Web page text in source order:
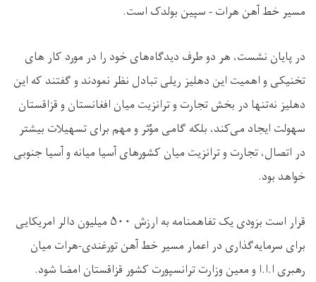
مسیر خط آهن هرات - سپین بولدک است.
در پایان نشست، هر دو طرف دیدگاه‌های خود را در مورد کار های
تخنیکی و اهمیت این دهلیز ریلی تبادل نظر نمودند و گفتند که این
دهلیز نه‌تنها در بخش تجارت و ترانزیت میان افغانستان و قزاقستان
سهولت ایجاد می‌کند، بلکه گامی مؤثر و مهم برای تسهیلات بیشتر
در اتصال، تجارت و ترانزیت میان کشورهای آسیا میانه و آسیا جنوبی
خواهد بود.
قرار است بزودی یک تفاهمنامه به ارزش ۵۰۰ میلیون دالر امریکایی
برای سرمایه‌گذاری در اعمار مسیر خط آهن تورغندی-هرات میان
رهبری ا.ا.ا و معین وزارت ترانسپورت کشور قزاقستان امضا شود.